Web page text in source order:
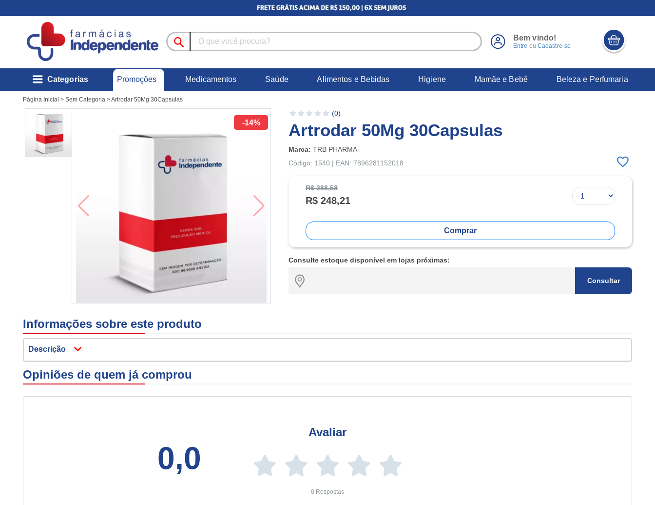
Bem vindo!
Entre ou Cadastre-se
Categorias Promoções Medicamentos Saúde Alimentos e Bebidas Higiene Mamãe e Bebê Beleza e Perfumaria
Página Inicial > Sem Categoria >Artrodar 50Mg 30Capsulas
-14%
(0)
Artrodar 50Mg 30Capsulas
Marca:TRB PHARMA
Código: 1540 | EAN: 7896281152018
R$ 288,58
R$ 248,21
Comprar
Consulte estoque disponível em lojas próximas:
Consultar
Informações sobre este produto
Descrição
Opiniões de quem já comprou
0,0
Avaliar
0 Respostas